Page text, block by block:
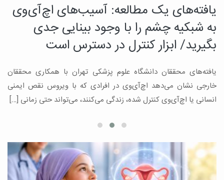
یافته‌های یک مطالعه: آسیب‌های اچ‌آی‌وی
به شبکیه چشم را با وجود بینایی جدی
بگیرید/ ابزار کنترل در دسترس است
یافته‌های محققان دانشگاه علوم پزشکی تهران با همکاری محققان
خارجی نشان می‌دهد اچ‌آی‌وی در افرادی که با ویروس نقص ایمنی
انسانی یا اچ‌آی‌وی کنترل شده، زندگی می‌کنند، می‌تواند حتی زمانی […]